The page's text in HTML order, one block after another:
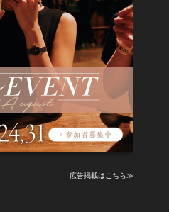
広告掲載はこちら≫